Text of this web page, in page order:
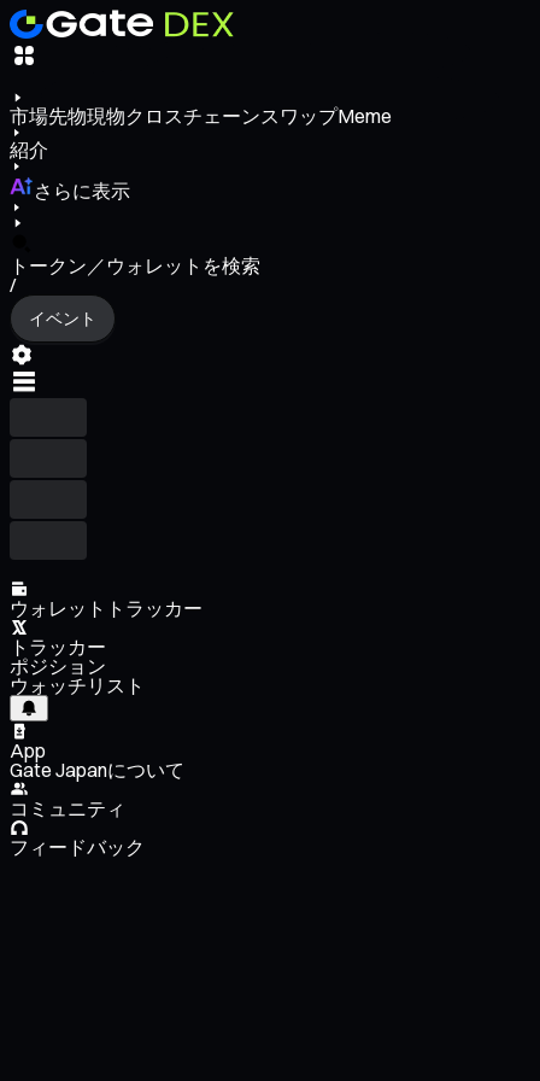
市場先物現物クロスチェーンスワップMeme
紹介
さらに表示
トークン／ウォレットを検索
/
イベント
ウォレットトラッカー
トラッカー
ポジション
ウォッチリスト
App
Gate Japanについて
コミュニティ
フィードバック